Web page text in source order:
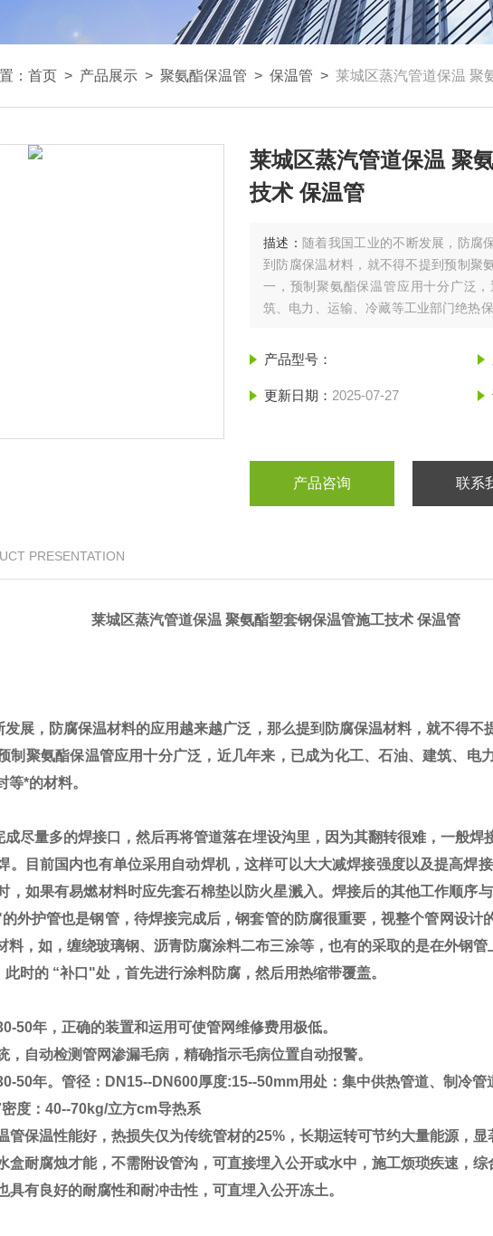
： 首页 > 产品展示 > 聚氨酯保温管 > 保温管 > 莱城区蒸汽管道保温 聚
莱城区蒸汽管道保温 聚
技术 保温管
描述： 随着我国工业的不断发展，防腐
到防腐保温材料，就不得不提到预制聚
一，预制聚氨酯保温管应用十分广泛
筑、电力、运输、冷藏等工业部门绝热
产品型号：
更新日期： 2025-07-27
产品咨询 联系
PRESENTATION
莱城区蒸汽管道保温 聚氨酯塑套钢保温管施工技术 保温管
展， 防腐保温材料的应用越来越广泛，那么提到防腐保温材料，就不得不
制聚氨酯保温管应用十分广泛，近几年来，已成为化工、石油、建筑、电
*的材料。
尽量多的焊接口，然后再将管道落在埋设沟里，因为其翻转很难，一般焊
。目前国内也有单位采用自动焊机，这样可以大大减焊接强度以及提高焊
，如果有易燃材料时应先套石棉垫以防火星溅入。焊接后的其他工作顺序
外护管也是钢管，待焊接完成后，钢套管的防腐很重要，视整个管网设计
料，如，缠绕玻璃钢、沥青防腐涂料二布三涂等，也有的采取的是在外钢
时的 “补口"处，首先进行涂料防腐，然后用热缩带覆盖。
年，正确的装置和运用可使管网维修费用极低。
自动检测管网渗漏毛病，精确指示毛病位置自动报警。
年。管径：DN15--DN600厚度:15--50mm用处：集中供热管道、制冷管
度：40--70kg/立方cm导热系
保温性能好，热损失仅为传统管材的25%，长期运转可节约大量能源，显
耐腐烛才能，不需附设管沟，可直接埋入公开或水中，施工烦琐疾速，综
有良好的耐腐性和耐冲击性，可直埋入公开冻土。